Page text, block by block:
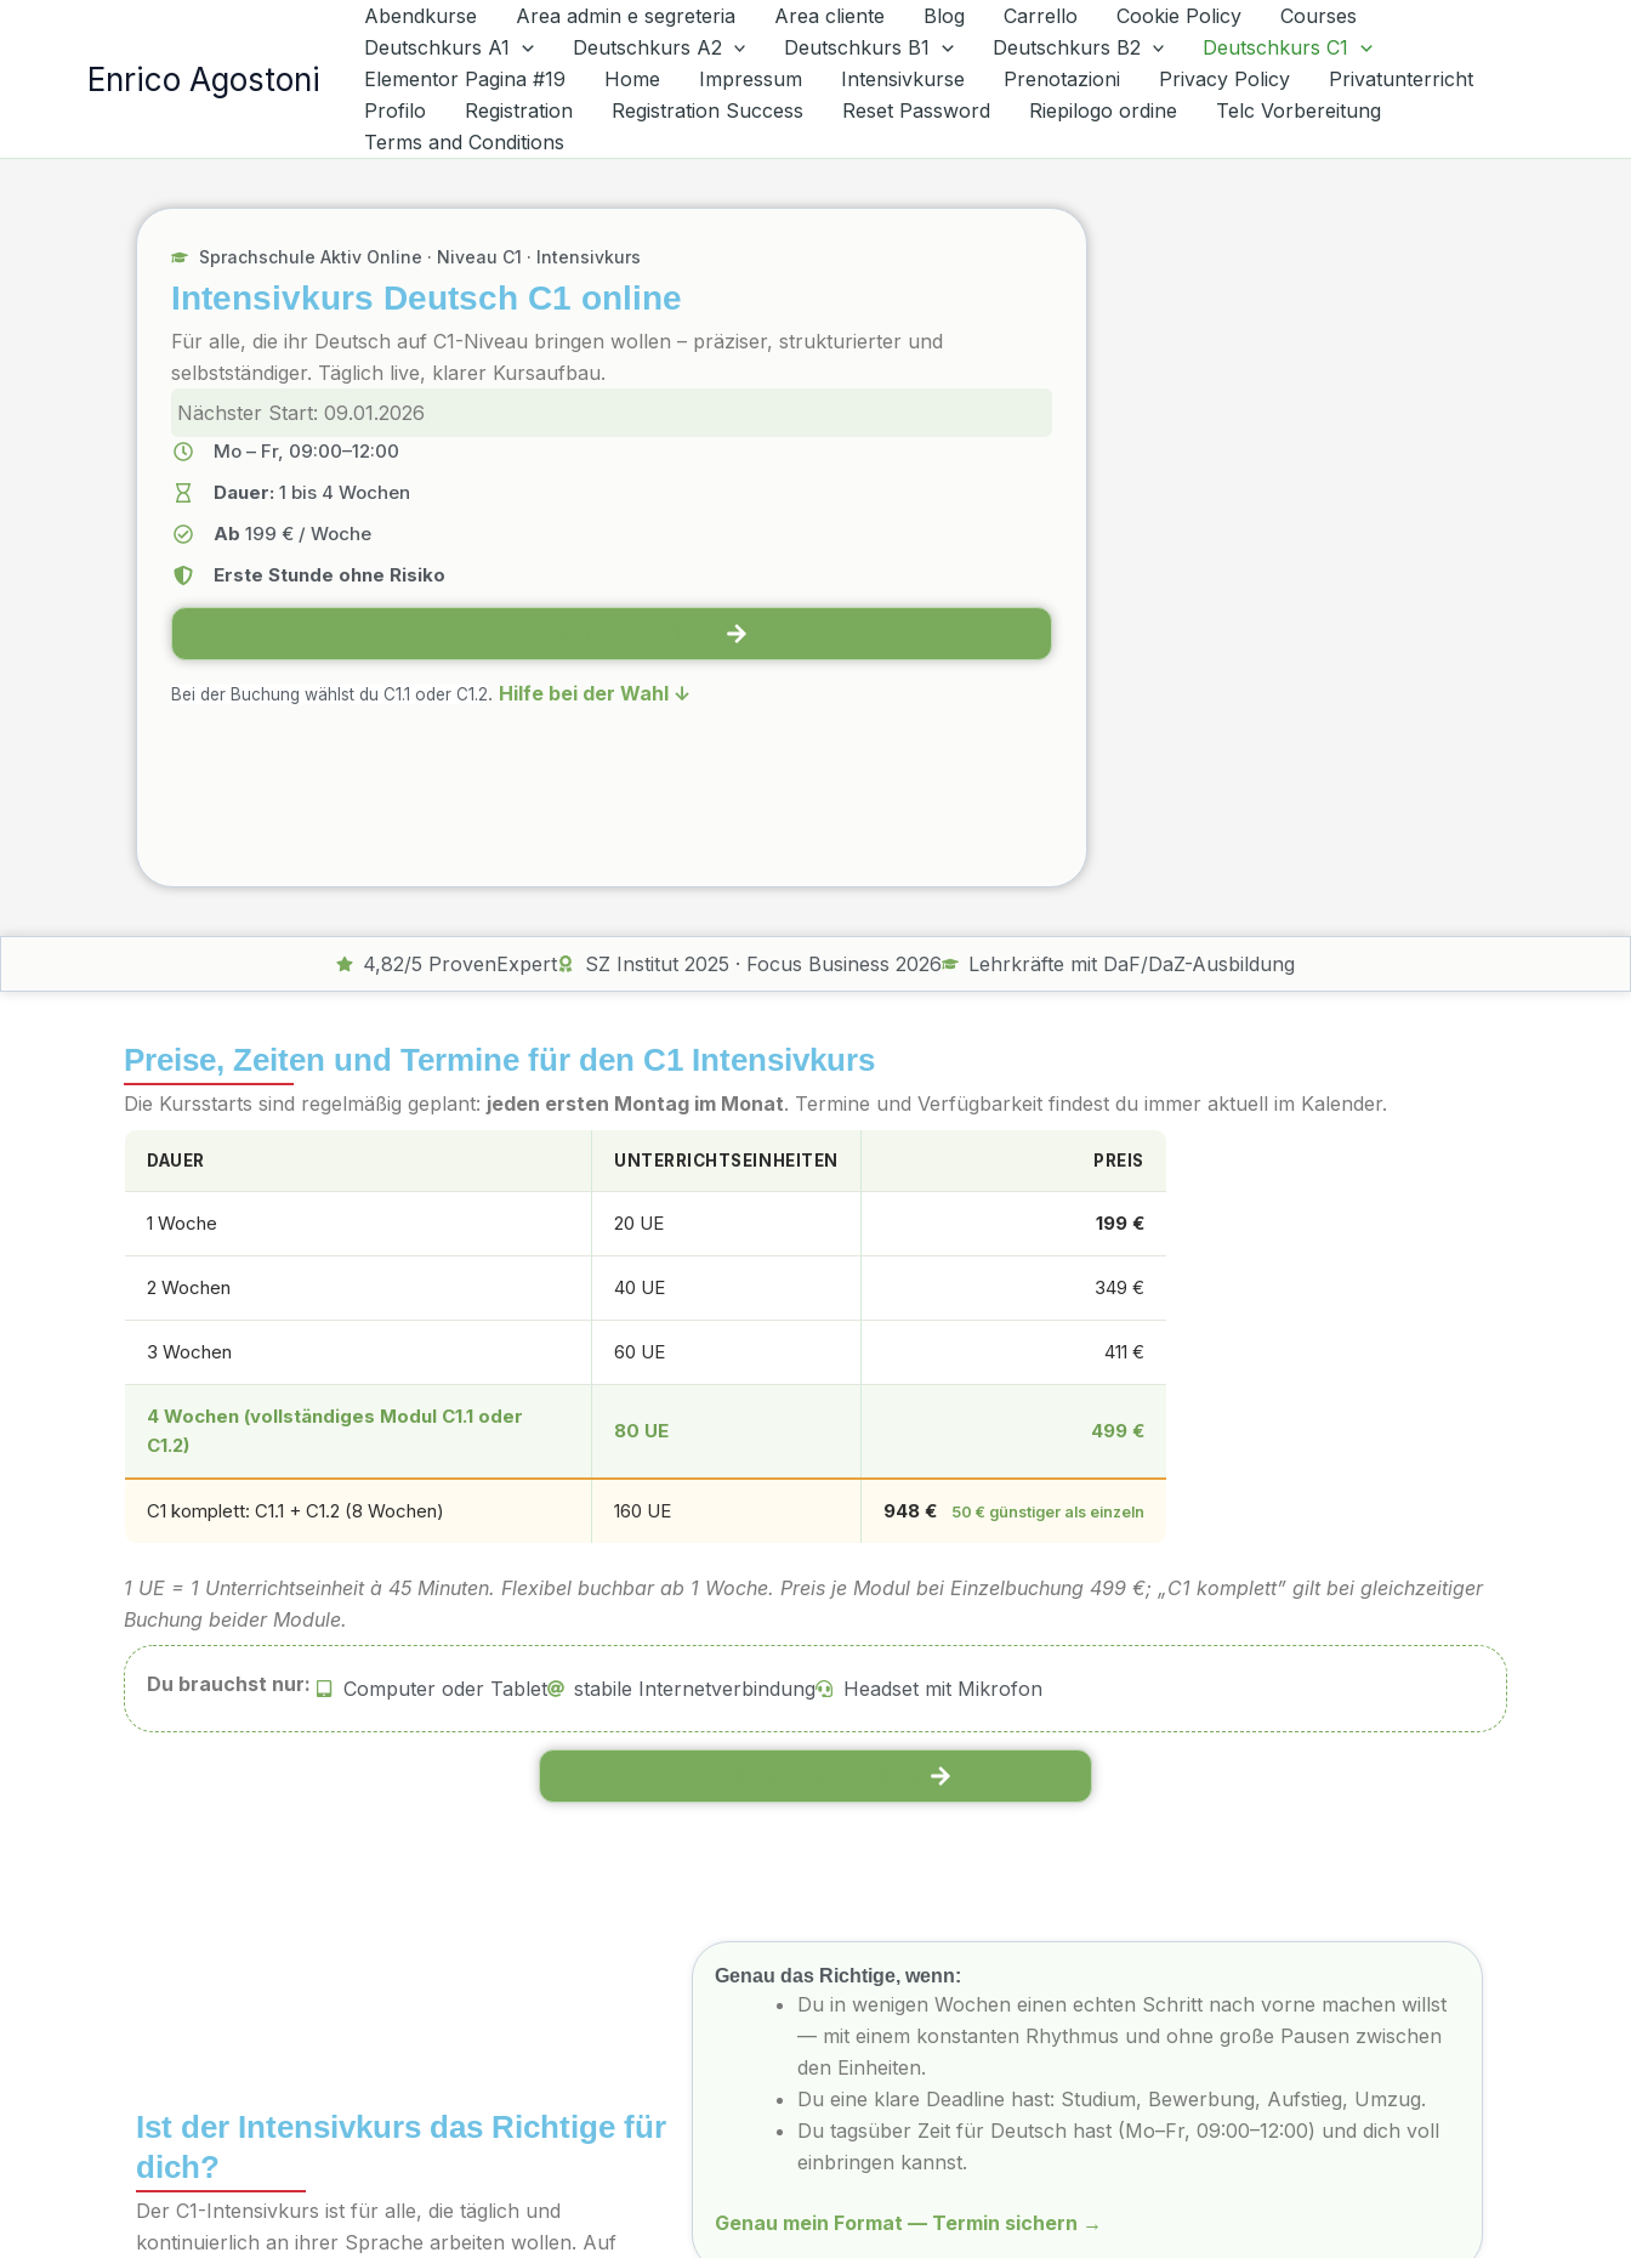
contenutoEnrico Agostoni
Abendkurse Area admin e segreteria Area cliente Blog Carrello Cookie Policy
Courses
Deutschkurs A1
Deutschkurs A2 Deutschkurs B1 Deutschkurs B2
Deutschkurs C1
Elementor Pagina #19
Home Impressum Intensivkurse Prenotazioni Privacy Policy
Privatunterricht
Profilo
Registration Registration Success Reset Password Riepilogo ordine
Telc Vorbereitung
Terms and Conditions
Sprachschule Aktiv Online · Niveau C1 · Intensivkurs
Intensivkurs Deutsch C1 online
Für alle, die ihr Deutsch auf C1-Niveau bringen wollen – präziser, strukturierter und
selbstständiger. Täglich live, klarer Kursaufbau.
Nächster Start: 09.01.2026
Mo – Fr, 09:00–12:00
Dauer: 1 bis 4 Wochen
Ab 199 € / Woche
Erste Stunde ohne Risiko
Bei der Buchung wählst du C1.1 oder C1.2. Hilfe bei der Wahl ↓
4,82/5 ProvenExpert SZ Institut 2025 · Focus Business 2026 Lehrkräfte mit DaF/DaZ-Ausbildung
Preise, Zeiten und Termine für den C1 Intensivkurs
Die Kursstarts sind regelmäßig geplant: jeden ersten Montag im Monat. Termine und Verfügbarkeit findest du immer aktuell im Kalender.
DAUER UNTERRICHTSEINHEITEN PREIS
1 Woche 20 UE 199 €
2 Wochen 40 UE 349 €
3 Wochen 60 UE 411 €
4 Wochen (vollständiges Modul C1.1 oder
C1.2)
80 UE 499 €
C1 komplett: C1.1 + C1.2 (8 Wochen) 160 UE 948 € 50 € günstiger als einzeln
1 UE = 1 Unterrichtseinheit à 45 Minuten. Flexibel buchbar ab 1 Woche. Preis je Modul bei Einzelbuchung 499 €; „C1 komplett” gilt bei gleichzeitiger
Buchung beider Module.
Du brauchst nur: Computer oder Tablet stabile Internetverbindung Headset mit Mikrofon
Ist der Intensivkurs das Richtige für
dich?
Der C1-Intensivkurs ist für alle, die täglich und
kontinuierlich an ihrer Sprache arbeiten wollen. Auf
Genau das Richtige, wenn:
Du in wenigen Wochen einen echten Schritt nach vorne machen willst
— mit einem konstanten Rhythmus und ohne große Pausen zwischen
den Einheiten.
Du eine klare Deadline hast: Studium, Bewerbung, Aufstieg, Umzug.
Du tagsüber Zeit für Deutsch hast (Mo–Fr, 09:00–12:00) und dich voll
einbringen kannst.
Genau mein Format — Termin sichern →